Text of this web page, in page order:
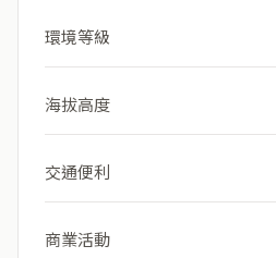
環境等級
海拔高度
交通便利
商業活動